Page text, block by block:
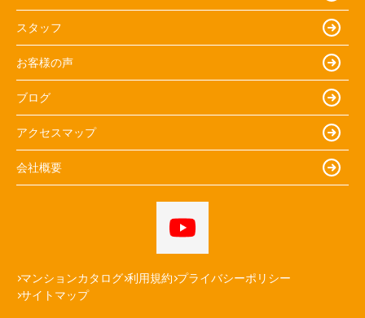
スタッフ
お客様の声
ブログ
アクセスマップ
会社概要
マンションカタログ 利用規約 プライバシーポリシー
サイトマップ